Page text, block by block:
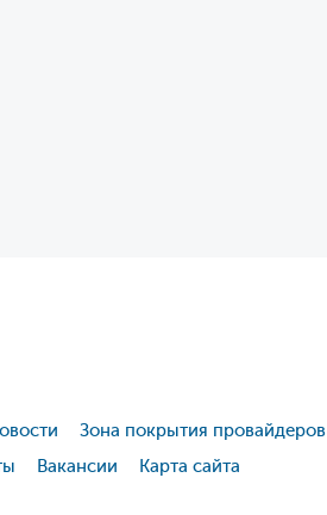
Зона покрытия провайдеров
Вакансии Карта сайта